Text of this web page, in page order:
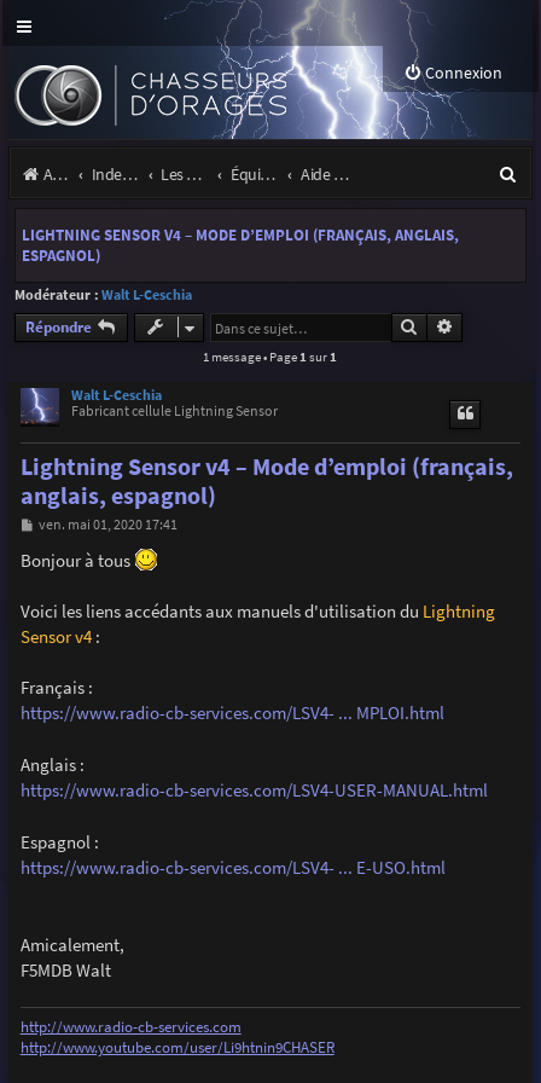
Connexion
Accueil Index du forum Les orages Équipement Aide & support cellules Radio Ham Electronic (Walt)
e
h
LIGHTNING SENSOR V4 – MODE D’EMPLOI (FRANÇAIS, ANGLAIS,
ESPAGNOL)
Modérateur : Walt L-Ceschia
Répondre Rechercher
1 message • Page1sur1
Walt L-Ceschia
Fabricant cellule Lightning Sensor
Lightning Sensor v4 – Mode d’emploi (français,
anglais, espagnol)
M
s
s
g
e
ven. mai 01, 2020 17:41
Bonjour à tous
Voici les liens accédants aux manuels d'utilisation du Lightning
Sensor v4:
Français :
https://www.radio-cb-services.com/LSV4- ... MPLOI.html
Anglais :
https://www.radio-cb-services.com/LSV4-USER-MANUAL.html
Espagnol :
https://www.radio-cb-services.com/LSV4- ... E-USO.html
Amicalement,
F5MDB Walt
http://www.radio-cb-services.com
http://www.youtube.com/user/Li9htnin9CHASER